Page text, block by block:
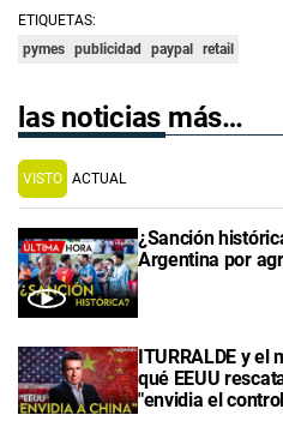
ETIQUETAS:
pymes publicidad paypal retail
las noticias más…
VISTO ACTUAL
¿Sanción
Argentina por
ITURRALDE y el
qué EEUU
"envidia el